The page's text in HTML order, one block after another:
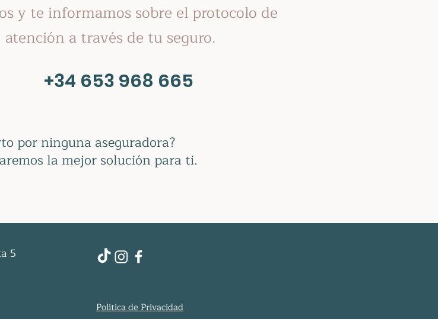
y te informamos sobre el protocolo de
atención a través de tu seguro.
+34 653 968 665
por ninguna aseguradora?
la mejor solución para ti.
5
Política de Privacidad